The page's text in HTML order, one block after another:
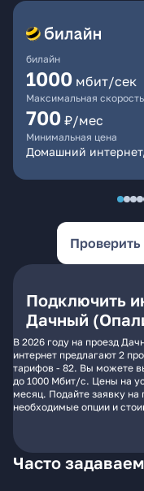
билайн
1000 мбит/сек
Максимальная скорость
700 ₽/мес
Минимальная цена
Домашний
Проверить
Подключить
Дачный
В 2026 году на проезд
интернет предлагают 2
тарифов - 82. Вы можете
до 1000 Мбит/с. Цены на
месяц. Подайте заявку
необходимые опции и
Часто